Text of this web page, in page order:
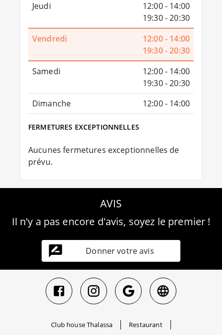
Jeudi
12:00 - 14:00
19:30 - 20:30
Vendredi
12:00 - 14:00
19:30 - 20:30
Samedi
12:00 - 14:00
19:30 - 20:30
Dimanche
12:00 - 14:00
FERMETURES EXCEPTIONNELLES
Aucunes fermetures exceptionnelles de
prévu.
AVIS
Il n'y a pas encore d'avis, soyez le premier !
Donner votre avis
Club house Thalassa Restaurant